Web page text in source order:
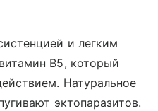
и легким
B5, который
Натуральное
эктопаразитов.